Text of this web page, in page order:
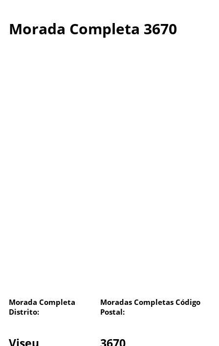
Morada Completa 3670
Morada Completa
Distrito:
Moradas Completas Código
Postal: